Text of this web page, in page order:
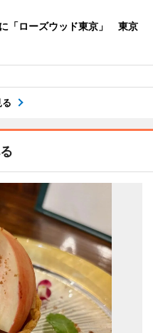
「ローズウッド東京」 東京
る